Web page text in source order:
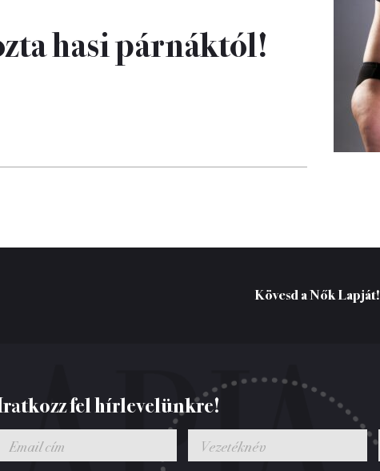
hasi párnáktól!
Kövesd a Nők Lapját!
fel hírlevelünkre!